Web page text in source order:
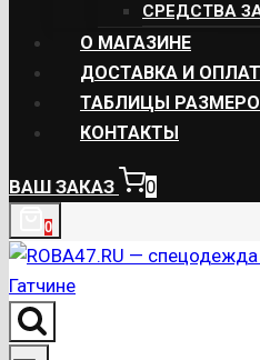
СРЕДСТВА
О МАГАЗИНЕ
ДОСТАВКА И
ТАБЛИЦЫ
КОНТАКТЫ
ВАШ ЗАКАЗ 0
0